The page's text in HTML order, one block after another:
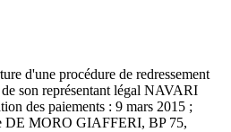
d'une procédure de redressement
son représentant légal NAVARI
des paiements : 9 mars 2015 ;
DE MORO GIAFFERI, BP 75,